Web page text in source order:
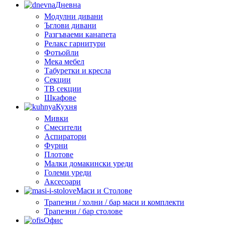
Дневна
Модулни дивани
Ъглови дивани
Разгъваеми канапета
Релакс гарнитури
Фотьойли
Мека мебел
Табуретки и кресла
Секции
ТВ секции
Шкафове
Кухня
Мивки
Смесители
Аспиратори
Фурни
Плотове
Малки домакински уреди
Големи уреди
Аксесоари
Маси и Столове
Трапезни / холни / бар маси и комплекти
Трапезни / бар столове
Офис